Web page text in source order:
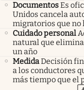
DocumentosEs
Unidos cancela
migratorios que no
Cuidado personal
natural que elimina
un año
MedidaDecisión
a los conductores
más tiempo que el